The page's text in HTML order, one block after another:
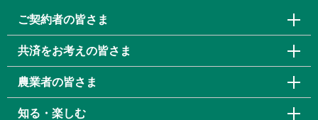
ご契約者の皆さま
共済をお考えの皆さま
農業者の皆さま
知る・楽しむ